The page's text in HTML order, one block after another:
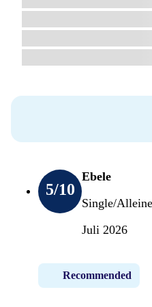
5/10
Ebele
Single/Alleine
Juli 2026
Recommended